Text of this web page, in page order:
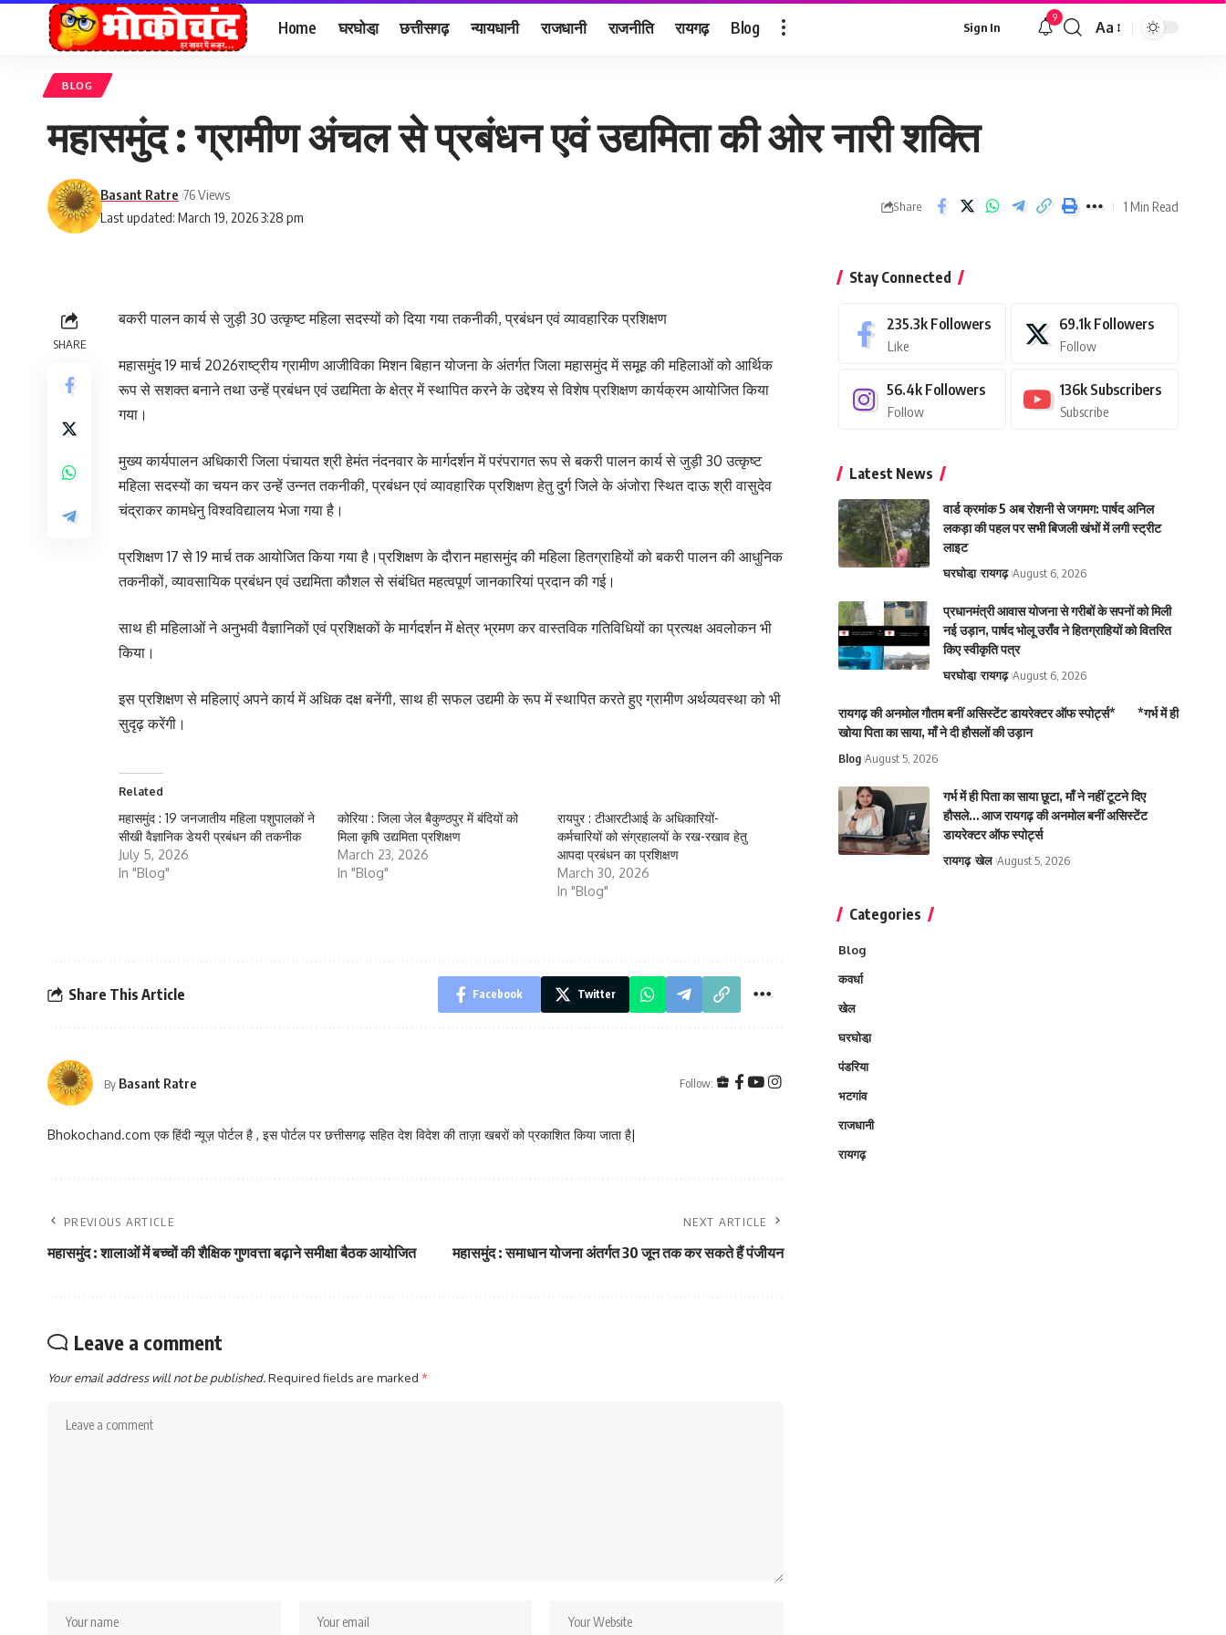
Home घरघोडा़ छत्तीसगढ़ न्यायधानी राजधानी राजनीति रायगढ़ Blog Sign In
9
Font
Aa
BLOG
महासमुंद : ग्रामीण अंचल से प्रबंधन एवं उद्यमिता की ओर नारी शक्ति
Last updated: March 19, 2026 3:28 pm
Basant Ratre 76 Views
Share 1 Min Read
SHARE
बकरी पालन कार्य से जुड़ी 30 उत्कृष्ट महिला सदस्यों को दिया गया तकनीकी, प्रबंधन एवं व्यावहारिक प्रशिक्षण
महासमुंद 19 मार्च 2026राष्ट्रीय ग्रामीण आजीविका मिशन बिहान योजना के अंतर्गत जिला महासमुंद में समूह की महिलाओं को आर्थिक
रूप से सशक्त बनाने तथा उन्हें प्रबंधन एवं उद्यमिता के क्षेत्र में स्थापित करने के उद्देश्य से विशेष प्रशिक्षण कार्यक्रम आयोजित किया
गया।
मुख्य कार्यपालन अधिकारी जिला पंचायत श्री हेमंत नंदनवार के मार्गदर्शन में परंपरागत रूप से बकरी पालन कार्य से जुड़ी 30 उत्कृष्ट
महिला सदस्यों का चयन कर उन्हें उन्नत तकनीकी, प्रबंधन एवं व्यावहारिक प्रशिक्षण हेतु दुर्ग जिले के अंजोरा स्थित दाऊ श्री वासुदेव
चंद्राकर कामधेनु विश्वविद्यालय भेजा गया है।
प्रशिक्षण 17 से 19 मार्च तक आयोजित किया गया है।प्रशिक्षण के दौरान महासमुंद की महिला हितग्राहियों को बकरी पालन की आधुनिक
तकनीकों, व्यावसायिक प्रबंधन एवं उद्यमिता कौशल से संबंधित महत्वपूर्ण जानकारियां प्रदान की गई।
साथ ही महिलाओं ने अनुभवी वैज्ञानिकों एवं प्रशिक्षकों के मार्गदर्शन में क्षेत्र भ्रमण कर वास्तविक गतिविधियों का प्रत्यक्ष अवलोकन भी
किया।
इस प्रशिक्षण से महिलाएं अपने कार्य में अधिक दक्ष बनेंगी, साथ ही सफल उद्यमी के रूप में स्थापित करते हुए ग्रामीण अर्थव्यवस्था को भी
सुदृढ़ करेंगी।
Related
महासमुंद : 19 जनजातीय महिला पशुपालकों ने
सीखी वैज्ञानिक डेयरी प्रबंधन की तकनीक
July 5, 2026
In "Blog"
कोरिया : जिला जेल बैकुण्ठपुर में बंदियों को
मिला कृषि उद्यमिता प्रशिक्षण
March 23, 2026
In "Blog"
रायपुर : टीआरटीआई के अधिकारियों-
कर्मचारियों को संग्रहालयों के रख-रखाव हेतु
आपदा प्रबंधन का प्रशिक्षण
March 30, 2026
In "Blog"
Share This Article Facebook Twitter
By Basant Ratre Follow:
Bhokochand.com एक हिंदी न्यूज़ पोर्टल है , इस पोर्टल पर छत्तीसगढ़ सहित देश विदेश की ताज़ा खबरों को प्रकाशित किया जाता है|
PREVIOUS ARTICLE
महासमुंद : शालाओं में बच्चों की शैक्षिक गुणवत्ता बढ़ाने समीक्षा बैठक आयोजित
NEXT ARTICLE
महासमुंद : समाधान योजना अंतर्गत 30 जून तक कर सकते हैं पंजीयन
Leave a comment
Your email address will not be published.Required fields are marked *
Stay Connected
235.3k Followers
Like
69.1k Followers
Follow
56.4k Followers
Follow
136k Subscribers
Subscribe
Latest News
वार्ड क्रमांक 5 अब रोशनी से जगमग: पार्षद अनिल
लकड़ा की पहल पर सभी बिजली खंभों में लगी स्ट्रीट
लाइट
घरघोडा़ रायगढ़ August 6, 2026
प्रधानमंत्री आवास योजना से गरीबों के सपनों को मिली
नई उड़ान, पार्षद भोलू उराँव ने हितग्राहियों को वितरित
किए स्वीकृति पत्र
घरघोडा़ रायगढ़ August 6, 2026
रायगढ़ की अनमोल गौतम बनीं असिस्टेंट डायरेक्टर ऑफ स्पोर्ट्स* *गर्भ में ही
खोया पिता का साया, माँ ने दी हौसलों की उड़ान
Blog August 5, 2026
गर्भ में ही पिता का साया छूटा, माँ ने नहीं टूटने दिए
हौसले… आज रायगढ़ की अनमोल बनीं असिस्टेंट
डायरेक्टर ऑफ स्पोर्ट्स
रायगढ़ खेल August 5, 2026
Categories
Blog
कवर्धा
खेल
घरघोडा़
पंडरिया
भटगांव
राजधानी
रायगढ़